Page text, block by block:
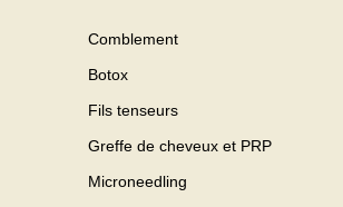
Comblement
Botox
Fils tenseurs
Greffe de cheveux et PRP
Microneedling